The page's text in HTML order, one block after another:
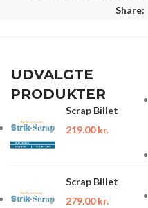
Share:
UDVALGTE
PRODUKTER
Scrap Billet
219.00kr.
Scrap Billet
279.00kr.